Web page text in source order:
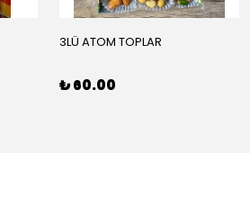
3LÜ ATOM TOPLAR
₺ 60.00